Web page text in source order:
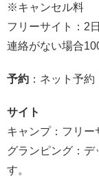
※キャンセル料
フリーサイト：2
連絡がない場合
予約 ：ネット予約
サイト
キャンプ：フリ
グランピング：デ
す。